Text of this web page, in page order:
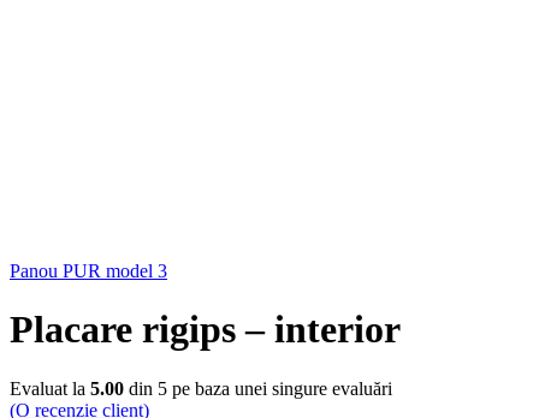
Panou PUR model 3
Placare rigips – interior
Evaluat la 5.00 din 5 pe baza unei singure evaluări
(O recenzie client)